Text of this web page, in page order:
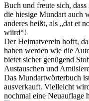
Buch und freute sich,
die hiesige Mundart auch
anderes heißt, als „dat et
wiird“!
Der Heimatverein hofft,
haben werden wie die
bietet sicher genügend
Austauschen und
Das Mundartwörterbuch
ausverkauft. Vielleicht
nochmal eine Neuauflage